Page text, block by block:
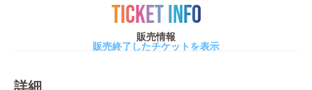
TICKET INFO
販売情報
販売終了したチケットを表示
詳細